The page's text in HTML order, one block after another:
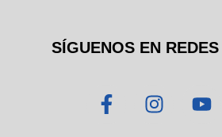
SÍGUENOS EN
F
a
I
n
Y
o